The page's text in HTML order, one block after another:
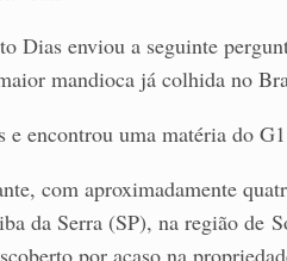
Dias enviou a seguinte
mandioca já colhida no
e encontrou uma matéria do
com aproximadamente
da Serra (SP), na região de